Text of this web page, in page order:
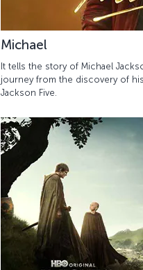
Michael
It tells the story of Michael
journey from the discovery of
Jackson Five.